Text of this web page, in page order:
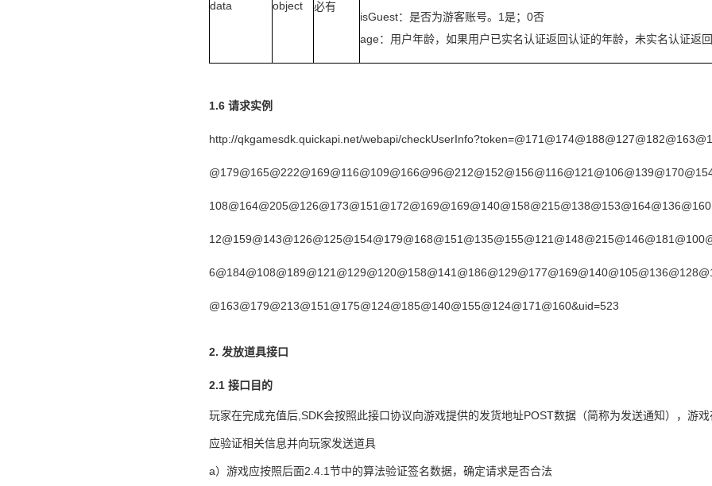
data object 必有
isGuest：是否为游客账号。1是；0否
age：用户年龄，如果用户已实名认证返回认证的年龄，未实名认证返
1.6 请求实例
http://qkgamesdk.quickapi.net/webapi/
12@159@143@126@125@154@179@168
@163@179@213@151@175@124@185@140@155@124@171@160&uid=523
2. 发放道具接口
2.1 接口目的
玩家在完成充值后,SDK会按照此接口协议向游戏提供的发货地址POST数据（简称为发送通知），游
应验证相关信息并向玩家发送道具
a）游戏应按照后面2.4.1节中的算法验证签名数据，确定请求是否合法